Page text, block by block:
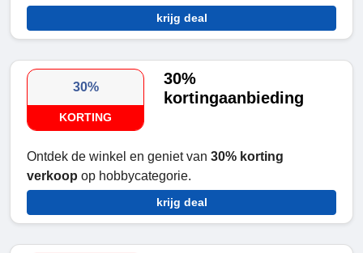
krijg deal
30%
KORTING
30%
kortingaanbieding
Ontdek de winkel en geniet van 30% korting
verkoop op hobbycategorie.
krijg deal